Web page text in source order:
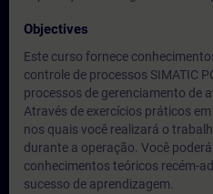
Objectives
Este curso fornece
controle de processos SIMATIC
processos de gerenciamento de
Através de exercícios práticos
nos quais você realizará o
durante a operação. Você
conhecimentos teóricos recém-
sucesso de aprendizagem.